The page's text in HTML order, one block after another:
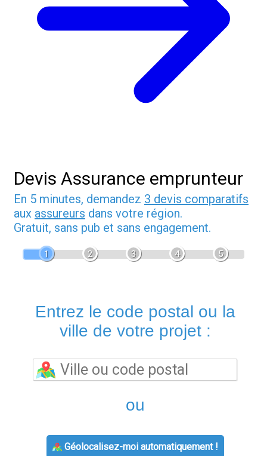
Devis Assurance emprunteur
En 5 minutes, demandez 3 devis comparatifs
aux assureurs dans votre région.
Gratuit, sans pub et sans engagement.
1 2 3 4 5
Entrez le code postal ou la
ville de votre projet :
ou
Géolocalisez-moi automatiquement !